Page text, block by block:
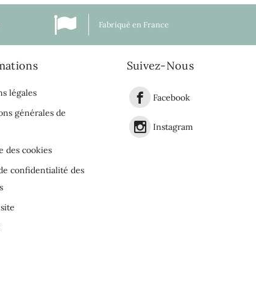
Fabriqué en France
légales
générales de
des cookies
confidentialité des
Suivez-Nous
Facebook
Instagram